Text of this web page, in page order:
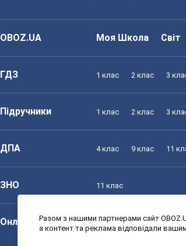
OBOZ.UA Моя Школа Світ
ГДЗ 1 клас 2 клас 3
Підручники 1 клас 2 клас 3
ДПА 4 клас 9 клас 11
ЗНО 11 клас
Онлайн уроки 1 клас 2 клас 3
Разом з нашими партнерами сайт
а контент та реклама відповідали